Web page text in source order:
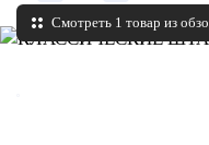
Смотреть 1 товар из